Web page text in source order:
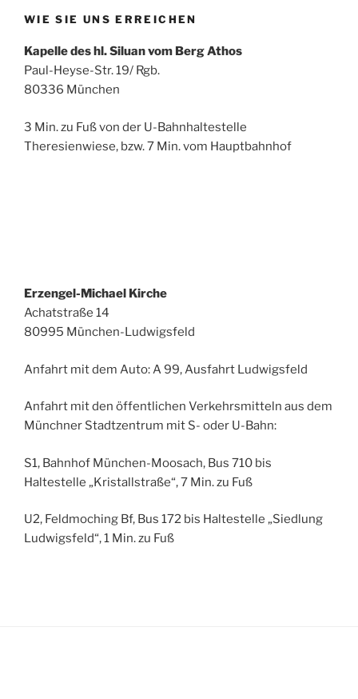
WIE SIE UNS ERREICHEN
Kapelle des hl. Siluan vom Berg Athos
Paul-Heyse-Str. 19/ Rgb.
80336 München
3 Min. zu Fuß von der U-Bahnhaltestelle
Theresienwiese, bzw. 7 Min. vom Hauptbahnhof
Erzengel-Michael Kirche
Achatstraße 14
80995 München-Ludwigsfeld
Anfahrt mit dem Auto: A 99, Ausfahrt Ludwigsfeld
Anfahrt mit den öffentlichen Verkehrsmitteln aus dem
Münchner Stadtzentrum mit S- oder U-Bahn:
S1, Bahnhof München-Moosach, Bus 710 bis
Haltestelle „Kristallstraße“, 7 Min. zu Fuß
U2, Feldmoching Bf, Bus 172 bis Haltestelle „Siedlung
Ludwigsfeld“, 1 Min. zu Fuß